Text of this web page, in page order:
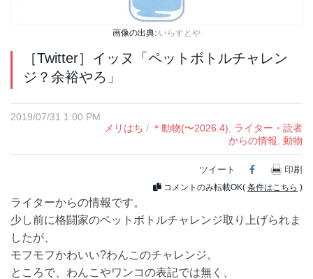
画像の出典: いらすとや
［Twitter］イッヌ「ペットボトルチャレン
ジ？余裕やろ」
2019/07/31 1:00 PM
メリはち / ＊動物(〜2026.4)
ライター・読者
からの情報 動物
ツイート Facebook
印刷
コメントのみ転載OK( 条件はこちら )
ライターからの情報です。
少し前に格闘家のペットボトルチャレンジ取り上げられま
したが、
モフモフかわいい?わんこのチャレンジ。
ところで、わんこやワンコの表記では無く、